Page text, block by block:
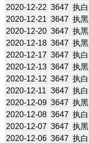
2020-12-22 3647 执白
2020-12-21 3647 执黑
2020-12-20 3647 执黑
2020-12-18 3647 执黑
2020-12-17 3647 执白
2020-12-13 3647 执黑
2020-12-12 3647 执白
2020-12-11 3647 执白
2020-12-09 3647 执黑
2020-12-08 3647 执白
2020-12-07 3647 执黑
2020-12-06 3647 执白